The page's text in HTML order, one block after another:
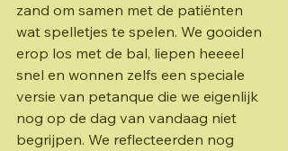
zand om samen met de patiënten
wat spelletjes te spelen. We gooiden
erop los met de bal, liepen heeeel
snel en wonnen zelfs een speciale
versie van petanque die we eigenlijk
nog op de dag van vandaag niet
begrijpen. We reflecteerden nog